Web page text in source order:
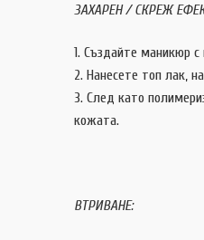
ЗАХАРЕН / СКРЕЖ
Създайте маникюр с
Нанесете топ лак,
След като
кожата.
ВТРИВАНЕ: